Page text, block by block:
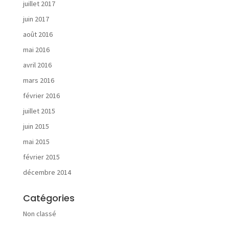
N
o
s
r
é
l
i
s
a
t
i
o
n
juillet 2017
juin 2017
août 2016
mai 2016
avril 2016
mars 2016
février 2016
juillet 2015
juin 2015
mai 2015
février 2015
décembre 2014
Catégories
Non classé